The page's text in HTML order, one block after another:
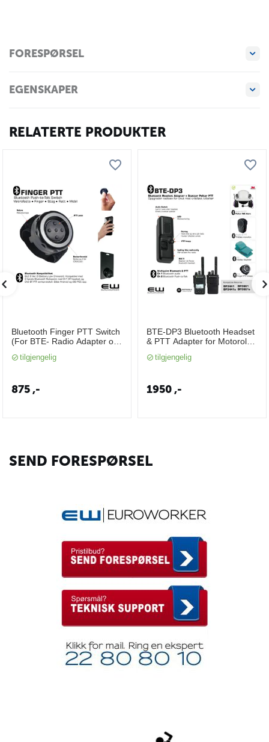
FORESPØRSEL
EGENSKAPER
RELATERTE PRODUKTER
Bluetooth Finger PTT Switch
(For BTE- Radio Adapter og
tilgjengelig
875,-
BTE-DP3 Bluetooth Headset
& PTT Adapter for Motorola
(Peltor PTT protokoll)
tilgjengelig
1950,-
SEND FORESPØRSEL